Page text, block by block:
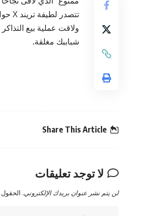
تتصدر لطيفة تريند X حول العالم بالبومها مافيش ممنوع الذي يلاقي نجاحا ساحقا.
ولاقت عملية بيع
شباببك مغلقة.
Share This Article
لا توجد تعليقات
لن يتم نشر عنوان بريدك الإلكتروني. الحقول